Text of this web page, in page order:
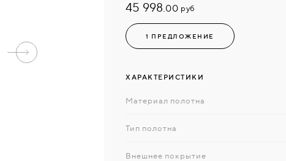
45 998.00руб
1 ПРЕДЛОЖЕНИЕ
ХАРАКТЕРИСТИКИ
Материал полотна
Тип полотна
Внешнее покрытие